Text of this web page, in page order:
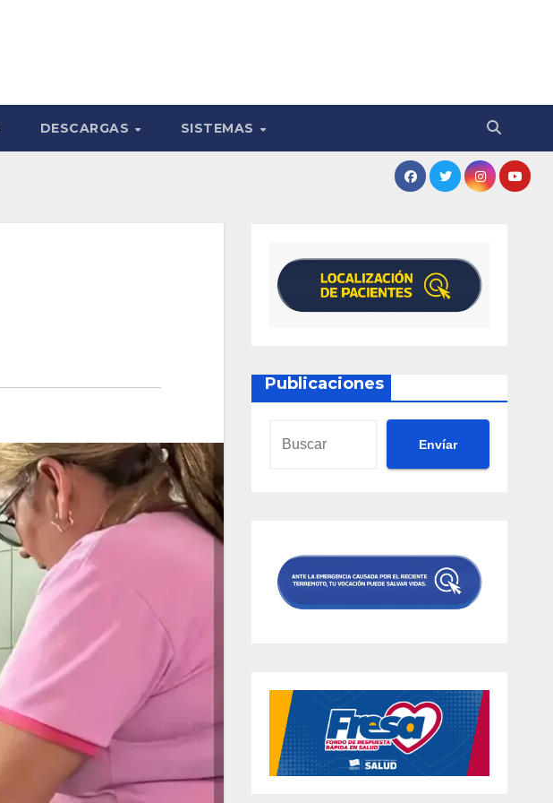
DESCARGAS SISTEMAS
Publicaciones
Envíar